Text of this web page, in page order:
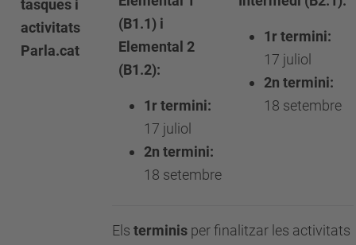
tasques i
activitats
Parla.cat
(B1.1) i
Elemental 2
(B1.2):
1r termini:
17 juliol
2n termini:
18 setembre
1r termini:
17 juliol
2n termini:
18 setembre
Els terminis per finalitzar les activitats